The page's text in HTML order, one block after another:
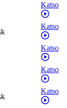
Katso
Katso
Katso
Katso
Katso